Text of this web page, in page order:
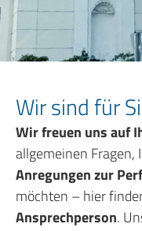
Wir sind für
Wir freuen uns auf
allgemeinen Fragen,
Anregungen zur
möchten – hier
Ansprechperson.